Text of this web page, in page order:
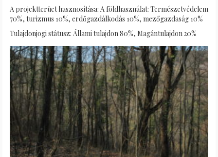
A projektterüet hasznosítása: A földhasználat: Természetvédelem
70%, turizmus 10%, erdőgazdálkodás 10%, mezőgazdaság 10%
Tulajdonjogi státusz: Állami tulajdon 80%, Magántulajdon 20%